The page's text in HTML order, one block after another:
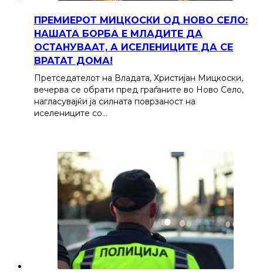
ПРЕМИЕРОТ МИЦКОСКИ ОД НОВО СЕЛО:
НАШАТА БОРБА Е МЛАДИТЕ ДА
ОСТАНУВААТ, А ИСЕЛЕНИЦИТЕ ДА СЕ
ВРАТАТ ДОМА!
Претседателот на Владата, Христијан Мицкоски,
вечерва се обрати пред граѓаните во Ново Село,
нагласувајќи ја силната поврзаност на
иселениците со…